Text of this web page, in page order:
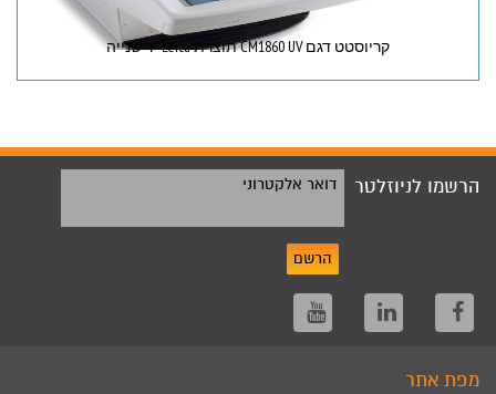
קריוסטט דגם CM1860 UV תוצרת Leica יד שנייה
הרשמו לניוזלטר דואר אלקטרוני
הרשם
מפת אתר